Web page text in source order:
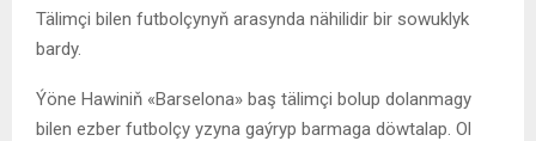
Tälimçi bilen futbolçynyň arasynda nähilidir bir sowuklyk
bardy.
Ýöne Hawiniň «Barselona» baş tälimçi bolup dolanmagy
bilen ezber futbolçy yzyna gaýryp barmaga döwtalap. Ol